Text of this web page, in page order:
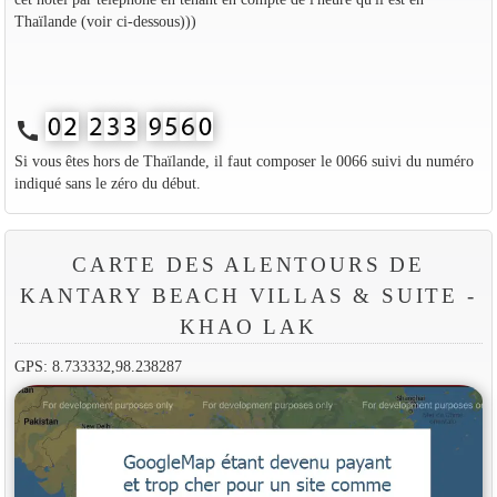
Thaïlande (voir ci-dessous)))
call
Si vous êtes hors de Thaïlande, il faut composer le 0066 suivi du numéro
indiqué sans le zéro du début.
CARTE DES ALENTOURS DE
KANTARY BEACH VILLAS & SUITE -
KHAO LAK
GPS: 8.733332,98.238287